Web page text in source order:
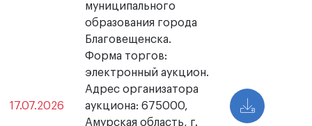
17.07.2026
муниципального
образования города
Благовещенска.
Форма торгов:
электронный аукцион.
Адрес организатора
аукциона: 675000,
Амурская область, г.